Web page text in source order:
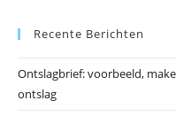
Recente Berichten
Ontslagbrief: voorbeeld,
ontslag